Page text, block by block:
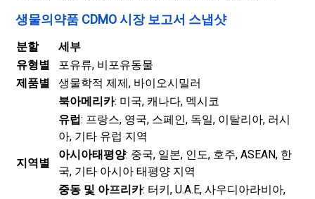
생물의약품 CDMO 시장 보고서 스냅샷
분할
세부
유형별
포유류, 비포유동물
제품별
생물학적 제제, 바이오시밀러
지역별
북아메리카: 미국, 캐나다, 멕시코
유럽: 프랑스, ​​영국, 스페인, 독일, 이탈리아, 러시
아, 기타 유럽 지역
아시아태평양: 중국, 일본, 인도, 호주, ASEAN, 한
국, 기타 아시아 태평양 지역
중동 및 아프리카: 터키, U.A.E, 사우디아라비아,